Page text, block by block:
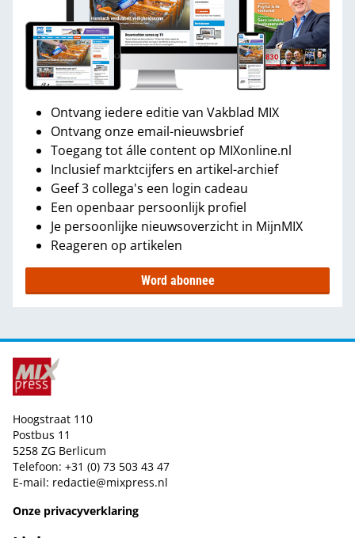
Ontvang iedere editie van Vakblad MIX
Ontvang onze email-nieuwsbrief
Toegang tot álle content op MIXonline.nl
Inclusief marktcijfers en artikel-archief
Geef 3 collega's een login cadeau
Een openbaar persoonlijk profiel
Je persoonlijke nieuwsoverzicht in MijnMIX
Reageren op artikelen
Word abonnee
Hoogstraat 110
Postbus 11
5258 ZG Berlicum
Telefoon: +31 (0) 73 503 43 47
E-mail: redactie@mixpress.nl
Onze privacyverklaring